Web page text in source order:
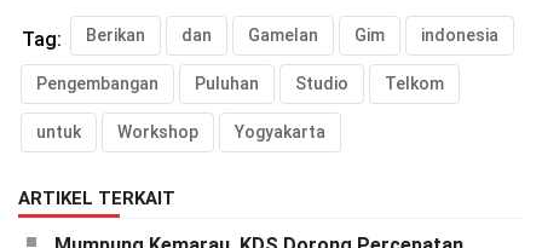
Tag: Berikan dan Gamelan Gim indonesia
Pengembangan Puluhan Studio Telkom
untuk Workshop Yogyakarta
ARTIKEL TERKAIT